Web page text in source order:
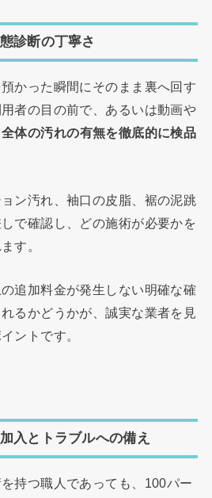
診断の丁寧さ
かった瞬間にそのまま裏へ回す
者の目の前で、あるいは動画や
全体の汚れの有無を徹底的に検品
ン汚れ、袖口の皮脂、裾の泥跳
で確認し、どの施術が必要かを
す。
追加料金が発生しない明確な確
るかどうかが、誠実な業者を見
ントです。
入とトラブルへの備え
持つ職人であっても、100パー